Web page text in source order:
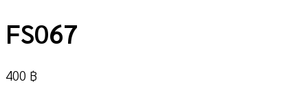
FS067
400 ฿